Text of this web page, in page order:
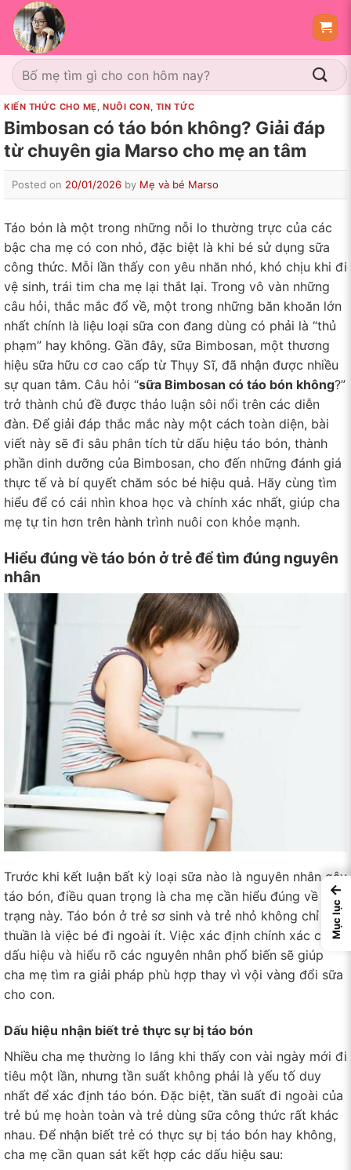
Skip
content
Tìm
kiếm:
KIẾN THỨC CHO MẸ,NUÔI CON, TIN TỨC
Bimbosan có táo bón không? Giải đáp
từ chuyên gia Marso cho mẹ an tâm
Posted on 20/01/2026 by Mẹ và bé Marso
Táo bón là một trong những nỗi lo thường trực của các
bậc cha mẹ có con nhỏ, đặc biệt là khi bé sử dụng sữa
công thức. Mỗi lần thấy con yêu nhăn nhó, khó chịu khi đi
vệ sinh, trái tim cha mẹ lại thắt lại. Trong vô vàn những
câu hỏi, thắc mắc đổ về, một trong những băn khoăn lớn
nhất chính là liệu loại sữa con đang dùng có phải là “thủ
phạm” hay không. Gần đây, sữa Bimbosan, một thương
hiệu sữa hữu cơ cao cấp từ Thụy Sĩ, đã nhận được nhiều
sự quan tâm. Câu hỏi “sữa Bimbosan có táo bón không?”
trở thành chủ đề được thảo luận sôi nổi trên các diễn
đàn. Để giải đáp thắc mắc này một cách toàn diện, bài
viết này sẽ đi sâu phân tích từ dấu hiệu táo bón, thành
phần dinh dưỡng của Bimbosan, cho đến những đánh giá
thực tế và bí quyết chăm sóc bé hiệu quả. Hãy cùng tìm
hiểu để có cái nhìn khoa học và chính xác nhất, giúp cha
mẹ tự tin hơn trên hành trình nuôi con khỏe mạnh.
Hiểu đúng về táo bón ở trẻ để tìm đúng nguyên
nhân
Trước khi kết luận bất kỳ loại sữa nào là nguyên nhân gây
táo bón, điều quan trọng là cha mẹ cần hiểu đúng về tình
trạng này. Táo bón ở trẻ sơ sinh và trẻ nhỏ không chỉ đơn
thuần là việc bé đi ngoài ít. Việc xác định chính xác các
dấu hiệu và hiểu rõ các nguyên nhân phổ biến sẽ giúp
cha mẹ tìm ra giải pháp phù hợp thay vì vội vàng đổi sữa
cho con.
Dấu hiệu nhận biết trẻ thực sự bị táo bón
Nhiều cha mẹ thường lo lắng khi thấy con vài ngày mới đi
tiêu một lần, nhưng tần suất không phải là yếu tố duy
nhất để xác định táo bón. Đặc biệt, tần suất đi ngoài của
trẻ bú mẹ hoàn toàn và trẻ dùng sữa công thức rất khác
nhau. Để nhận biết trẻ có thực sự bị táo bón hay không,
cha mẹ cần quan sát kết hợp các dấu hiệu sau:
←
Mục lục